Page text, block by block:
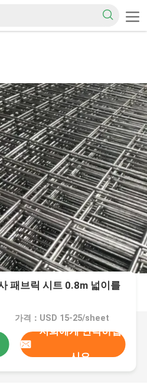
패브릭 시트 0.8m 넓이를
가격：USD 15-25/sheet
저희에게 연락하십
시오